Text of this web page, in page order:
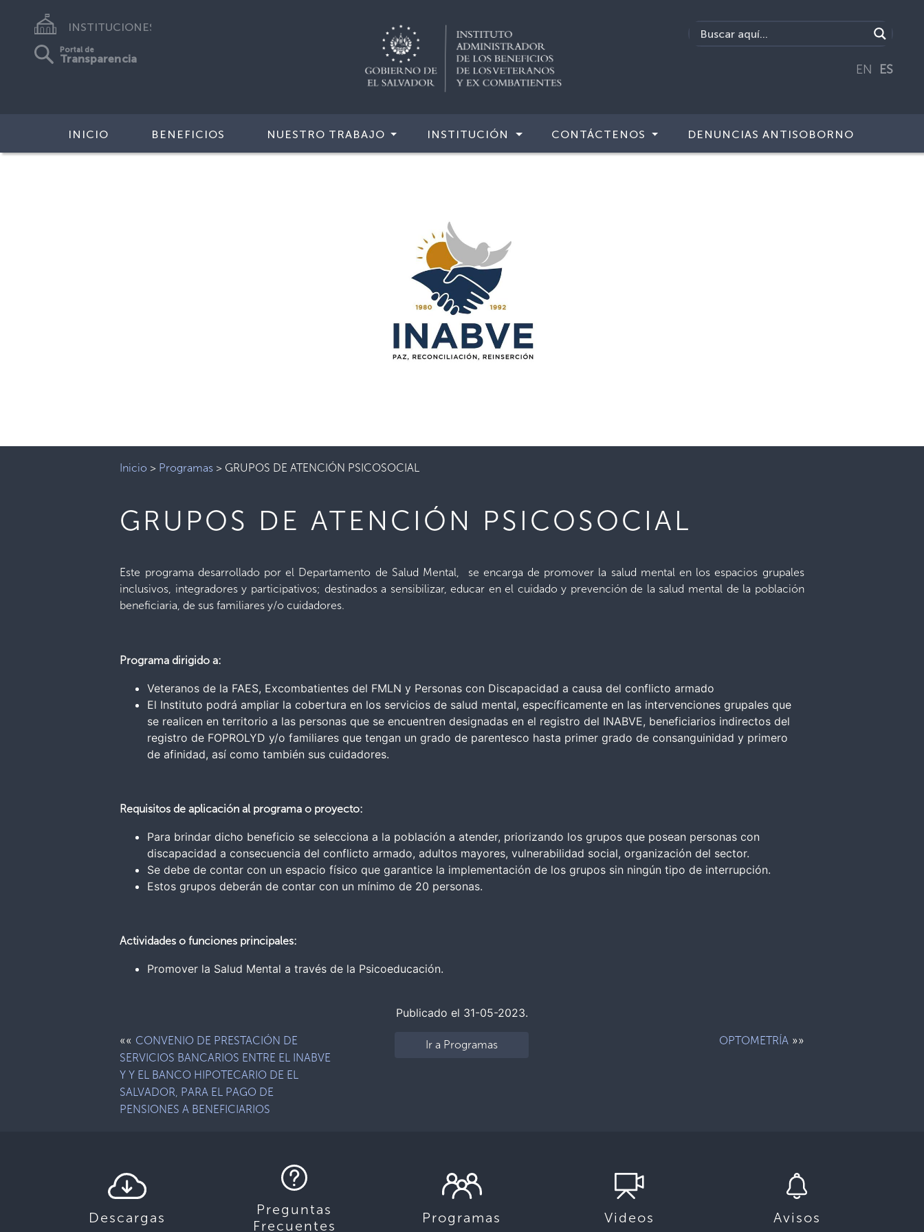
INSTITUCIONES
Portal de
Transparencia
EN ES
INICIO BENEFICIOS NUESTRO TRABAJO INSTITUCIÓN CONTÁCTENOS DENUNCIAS ANTISOBORNO
Inicio > Programas > GRUPOS DE ATENCIÓN PSICOSOCIAL
GRUPOS DE ATENCIÓN PSICOSOCIAL
Este programa desarrollado por el Departamento de Salud Mental, se encarga de promover la salud mental en los espacios grupales
inclusivos, integradores y participativos; destinados a sensibilizar, educar en el cuidado y prevención de la salud mental de la población
beneficiaria, de sus familiares y/o cuidadores.
Programa dirigido a:
Veteranos de la FAES, Excombatientes del FMLN y Personas con Discapacidad a causa del conflicto armado
El Instituto podrá ampliar la cobertura en los servicios de salud mental, específicamente en las intervenciones grupales que
se realicen en territorio a las personas que se encuentren designadas en el registro del INABVE, beneficiarios indirectos del
registro de FOPROLYD y/o familiares que tengan un grado de parentesco hasta primer grado de consanguinidad y primero
de afinidad, así como también sus cuidadores.
Requisitos de aplicación al programa o proyecto:
Para brindar dicho beneficio se selecciona a la población a atender, priorizando los grupos que posean personas con
discapacidad a consecuencia del conflicto armado, adultos mayores, vulnerabilidad social, organización del sector.
Se debe de contar con un espacio físico que garantice la implementación de los grupos sin ningún tipo de interrupción.
Estos grupos deberán de contar con un mínimo de 20 personas.
Actividades o funciones principales:
Promover la Salud Mental a través de la Psicoeducación.
Publicado el 31-05-2023.
«« CONVENIO DE PRESTACIÓN DE
SERVICIOS BANCARIOS ENTRE EL INABVE
Y Y EL BANCO HIPOTECARIO DE EL
SALVADOR, PARA EL PAGO DE
PENSIONES A BENEFICIARIOS
Ir a Programas OPTOMETRÍA»»
Descargas
Preguntas
Frecuentes
Programas Videos Avisos